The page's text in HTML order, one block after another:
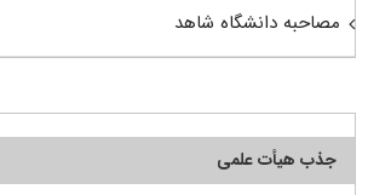
مصاحبه دانشگاه شاهد
جذب هیأت علمی